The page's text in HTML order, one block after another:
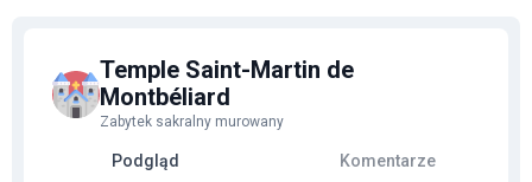
Temple Saint-Martin de
Montbéliard
Zabytek sakralny murowany
Podgląd Komentarze